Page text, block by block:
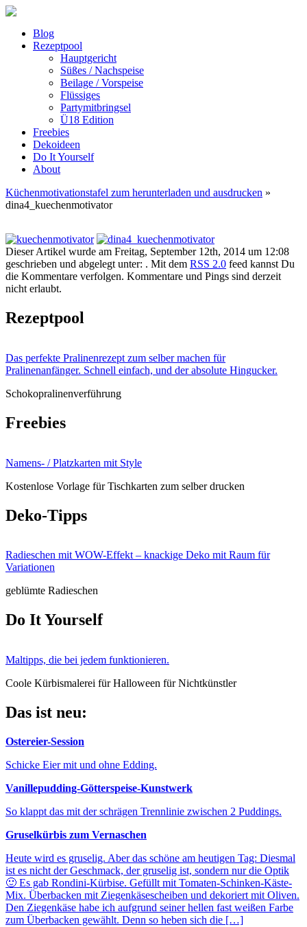
Blog
Rezeptpool
Hauptgericht
Süßes / Nachspeise
Beilage / Vorspeise
Flüssiges
Partymitbringsel
Ü18 Edition
Freebies
Dekoideen
Do It Yourself
About
Küchenmotivationstafel zum herunterladen und ausdrucken »
dina4_kuechenmotivator
Dieser Artikel wurde am Freitag, September 12th, 2014 um 12:08
geschrieben und abgelegt unter: . Mit dem RSS 2.0 feed kannst Du
die Kommentare verfolgen. Kommentare und Pings sind derzeit
nicht erlaubt.
Rezeptpool
Das perfekte Pralinenrezept zum selber machen für
Pralinenanfänger. Schnell einfach, und der absolute Hingucker.
Schokopralinenverführung
Freebies
Namens- / Platzkarten mit Style
Kostenlose Vorlage für Tischkarten zum selber drucken
Deko-Tipps
Radieschen mit WOW-Effekt – knackige Deko mit Raum für
Variationen
geblümte Radieschen
Do It Yourself
Maltipps, die bei jedem funktionieren.
Coole Kürbismalerei für Halloween für Nichtkünstler
Das ist neu:
Ostereier-Session
Schicke Eier mit und ohne Edding.
Vanillepudding-Götterspeise-Kunstwerk
So klappt das mit der schrägen Trennlinie zwischen 2 Puddings.
Gruselkürbis zum Vernaschen
Heute wird es gruselig. Aber das schöne am heutigen Tag: Diesmal
ist es nicht der Geschmack, der gruselig ist, sondern nur die Optik
🙂 Es gab Rondini-Kürbise. Gefüllt mit Tomaten-Schinken-Käste-
Mix. Überbacken mit Ziegenkäsescheiben und dekoriert mit Oliven.
Den Ziegenkäse habe ich aufgrund seiner hellen fast weißen Farbe
zum Überbacken gewählt. Denn so heben sich die […]